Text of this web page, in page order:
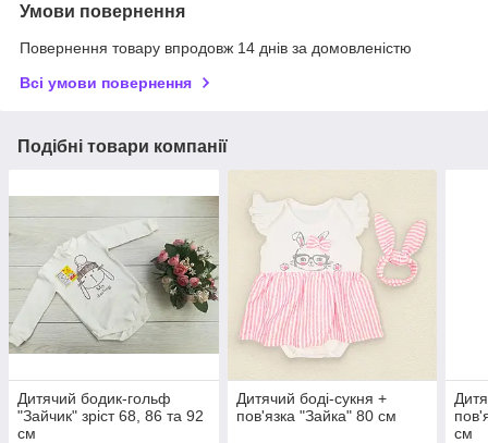
Умови повернення
Повернення товару впродовж 14 днів за домовленістю
Всі умови повернення
Подібні товари компанії
Дитячий бодик-гольф
"Зайчик" зріст 68, 86 та 92
см
Дитячий боді-сукня +
пов'язка "Зайка" 80 см
см